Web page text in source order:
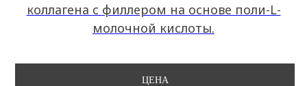
коллагена c филлером на основе поли-L-
молочной кислоты.
ЦЕНА